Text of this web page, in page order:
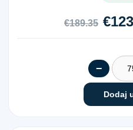
€189.35
−
Dodaj